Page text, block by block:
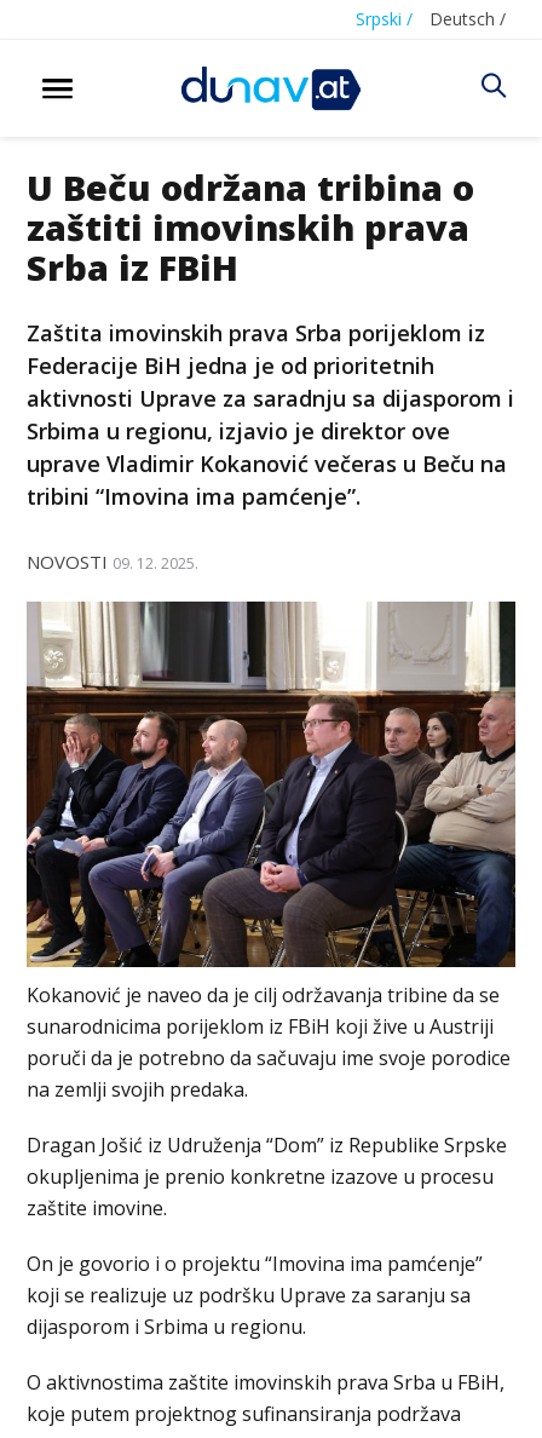
Srpski / Deutsch /
U Beču održana tribina o
zaštiti imovinskih prava
Srba iz FBiH
Zaštita imovinskih prava Srba porijeklom iz
Federacije BiH jedna je od prioritetnih
aktivnosti Uprave za saradnju sa dijasporom i
Srbima u regionu, izjavio je direktor ove
uprave Vladimir Kokanović večeras u Beču na
tribini “Imovina ima pamćenje”.
NOVOSTI 09. 12. 2025.
Kokanović je naveo da je cilj održavanja tribine da se
sunarodnicima porijeklom iz FBiH koji žive u Austriji
poruči da je potrebno da sačuvaju ime svoje porodice
na zemlji svojih predaka.
Dragan Јošić iz Udruženja “Dom” iz Republike Srpske
okupljenima je prenio konkretne izazove u procesu
zaštite imovine.
On je govorio i o projektu “Imovina ima pamćenje”
koji se realizuje uz podršku Uprave za saranju sa
dijasporom i Srbima u regionu.
O aktivnostima zaštite imovinskih prava Srba u FBiH,
koje putem projektnog sufinansiranja podržava